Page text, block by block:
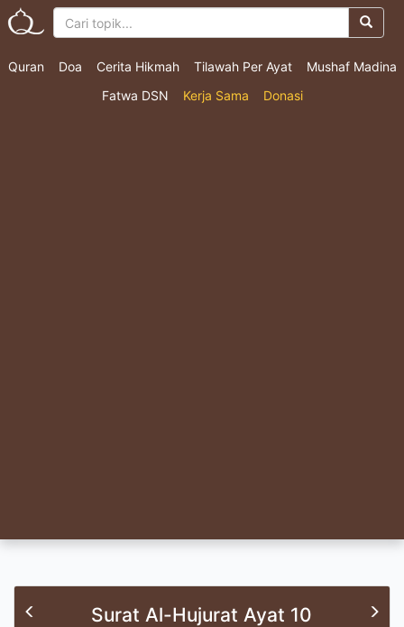
Quran Doa Cerita Hikmah Tilawah Per Ayat
Mushaf Madina
Fatwa DSN
Kerja Sama Donasi
Surat Al-Hujurat Ayat 10